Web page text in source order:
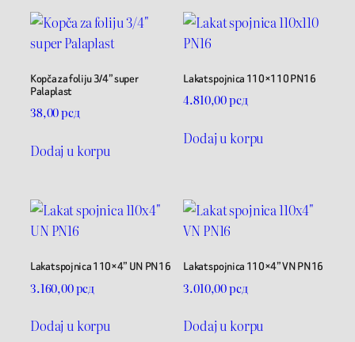
Kopča za foliju 3/4” super
Palaplast
38,00рсд
Dodaj u korpu
Lakat spojnica 110×110 PN16
4.810,00рсд
Dodaj u korpu
Lakat spojnica 110×4” UN PN16
3.160,00рсд
Dodaj u korpu
Lakat spojnica 110×4” VN PN16
3.010,00рсд
Dodaj u korpu